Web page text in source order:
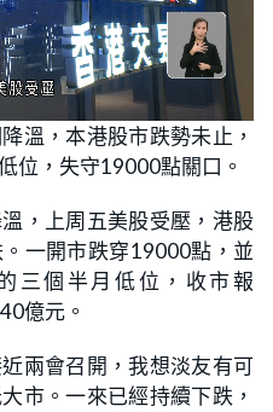
溫，本港股市跌勢未止，
位，失守19000點關口。
，上周五美股受壓，港股
一開市跌穿19000點，並
三個半月低位，收市報
億元。
兩會召開，我想淡友有可
市。一來已經持續下跌，